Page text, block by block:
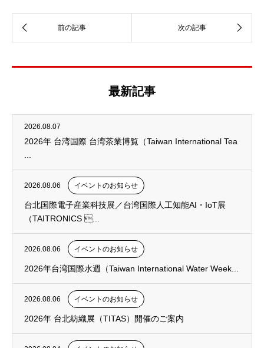
最新記事
2026.08.07
2026年 台湾国際 台湾茶業博覧（Taiwan International Tea
2026.08.06 イベントのお知らせ
台北国際電子産業科技展／台湾国際人工知能AI・IoT展
（TAITRONICS ...
2026.08.06 イベントのお知らせ
2026年台湾国際水週（Taiwan International Water Week...
2026.08.06 イベントのお知らせ
2026年 台北紡織展（TITAS）開催のご案内